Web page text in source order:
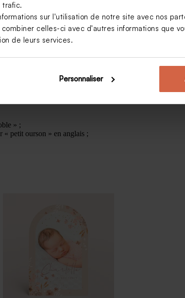
trafic.
sur l'utilisation de notre site avec nos
celles-ci avec d'autres informations que
de leurs services.
Personnaliser
» et « andros » pour « homme
» ;
» ;
« petit ourson » en anglais ;